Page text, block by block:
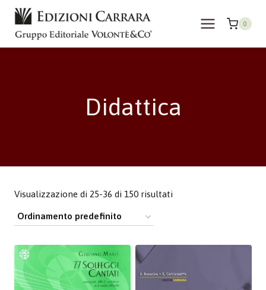
Salta
contenuto
0
Didattica
Visualizzazione di 25-36 di 150 risultati